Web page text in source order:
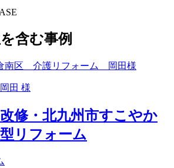
含む事例
田 様
修・北九州市すこやか
リフォーム